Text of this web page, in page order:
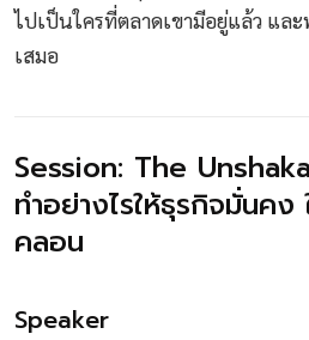
ไปเป็นใครที่ตลาดเขามีอยู่แล้ว แล
เสมอ
Session: The
ทำอย่างไรให้ธุรกิจมั่นคง
คลอน
Speaker